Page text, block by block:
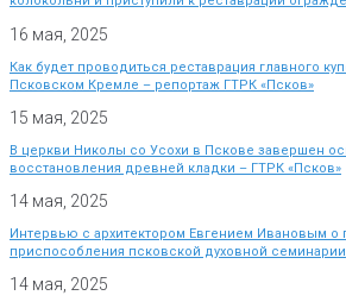
16 мая, 2025
Как будет проводиться реставрация главного
Псковском Кремле – репортаж ГТРК «Псков»
15 мая, 2025
В церкви Николы со Усохи в Пскове завершен
восстановления древней кладки – ГТРК «Псков»
14 мая, 2025
Интервью с архитектором Евгением Ивановым о
приспособления псковской духовной семинарии
14 мая, 2025